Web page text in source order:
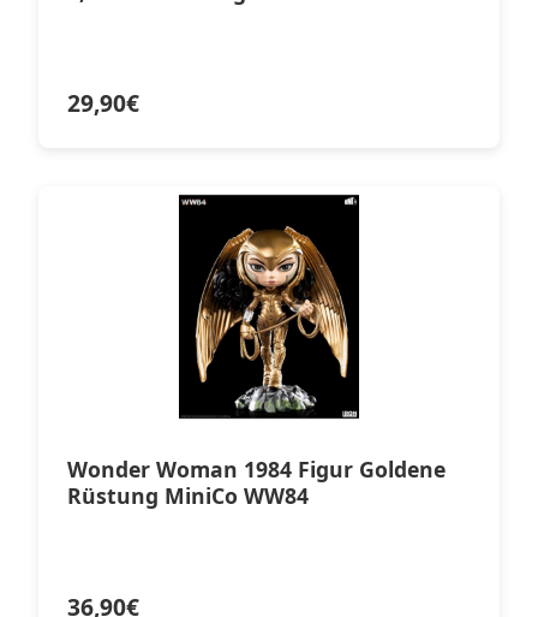
29,90€
Wonder Woman 1984 Figur Goldene
Rüstung MiniCo WW84
36,90€